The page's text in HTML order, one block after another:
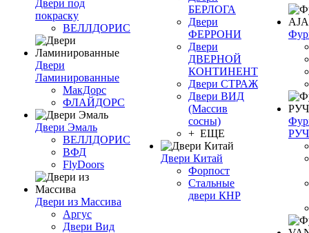
Двери под
покраску
ВЕЛЛДОРИС
Двери
Ламинированные
МакДорс
ФЛАЙДОРС
Двери Эмаль
ВЕЛЛДОРИС
ВФД
FlyDoors
Двери из Массива
Аргус
Двери Вид
БЕРЛОГА
Двери
ФЕРРОНИ
Двери
ДВЕРНОЙ
КОНТИНЕНТ
Двери СТРАЖ
Двери ВИД
(Массив
сосны)
+ ЕЩЕ
Двери Китай
Форпост
Стальные
двери КНР